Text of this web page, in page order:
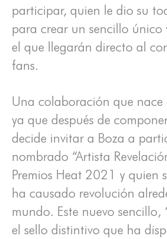
participar, quien le dio su
para crear un sencillo único
el que llegarán directo al
fans.
Una colaboración que nace
ya que después de
decide invitar a Boza a
nombrado “Artista
Premios Heat 2021 y quien
ha causado revolución
mundo. Este nuevo sencillo,
el sello distintivo que ha